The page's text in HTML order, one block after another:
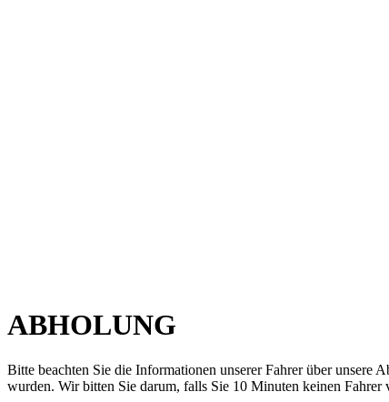
ABHOLUNG
Bitte beachten Sie die Informationen unserer Fahrer über
wurden. Wir bitten Sie darum, falls Sie 10 Minuten keinen Fahrer